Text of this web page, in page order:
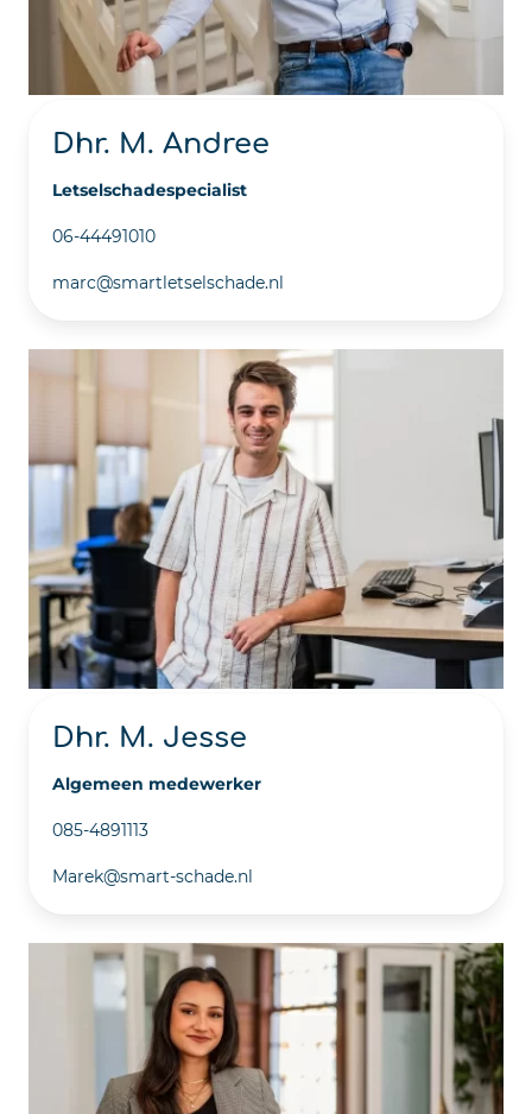
Dhr. M. Andree
Letselschadespecialist
06-44491010
marc@smartletselschade.nl
Dhr. M. Jesse
Algemeen medewerker
085-4891113
Marek@smart-schade.nl